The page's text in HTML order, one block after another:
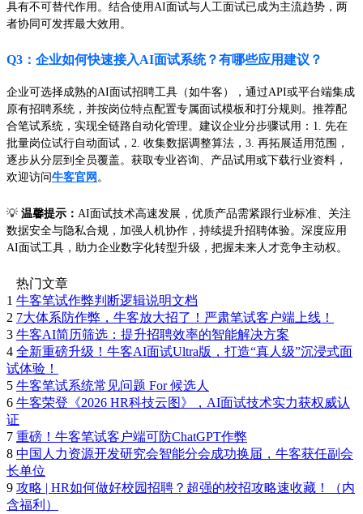
具有不可替代作用。结合使用AI面试与人工面试已成为主流趋势，两
者协同可发挥最大效用。
Q3：企业如何快速接入AI面试系统？有哪些应用建议？
企业可选择成熟的AI面试招聘工具（如牛客），通过API或平台端集成
原有招聘系统，并按岗位特点配置专属面试模板和打分规则。推荐配
合笔试系统，实现全链路自动化管理。建议企业分步骤试用：1. 先在
批量岗位试行自动面试，2. 收集数据调整算法，3. 再拓展适用范围，
逐步从分层到全员覆盖。获取专业咨询、产品试用或下载行业资料，
欢迎访问牛客官网 。
💡 温馨提示： AI面试技术高速发展，优质产品需紧跟行业标准、关注
数据安全与隐私合规，加强人机协作，持续提升招聘体验。深度应用
AI面试工具，助力企业数字化转型升级，把握未来人才竞争主动权。
热门文章
1 牛客笔试作弊判断逻辑说明文档
2 7大体系防作弊，牛客放大招了！严肃笔试客户端上线！
3 牛客AI简历筛选：提升招聘效率的智能解决方案
4 全新重磅升级！牛客AI面试Ultra版，打造“真人级”沉浸式面
试体验！
5 牛客笔试系统常见问题 For 候选人
6 牛客荣登《2026 HR科技云图》，AI面试技术实力获权威认
证
7 重磅！牛客笔试客户端可防ChatGPT作弊
8 中国人力资源开发研究会智能分会成功换届，牛客获任副会
长单位
9 攻略 | HR如何做好校园招聘？超强的校招攻略速收藏！（内
含福利）